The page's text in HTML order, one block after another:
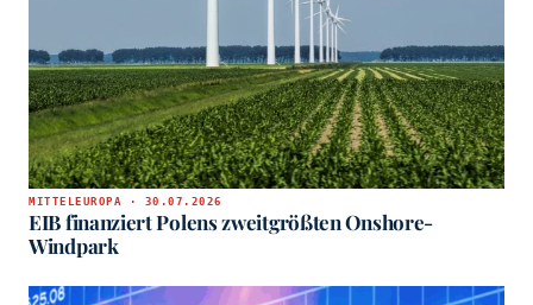
MITTELEUROPA · 30.07.2026
EIB finanziert Polens zweitgrößten Onshore-
Windpark